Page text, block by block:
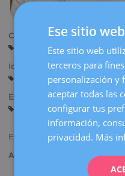
Centros:
Barcelona
Idiomas:
Castellano
Catalán
Inglés
Especialidades:
Diagnóstico Ginecológico
Especialista en
Actividad asistencial:
Ese sitio
Este sitio web
terceros para
personalización y
aceptar todas las
configurar tus
información,
privacidad. Más